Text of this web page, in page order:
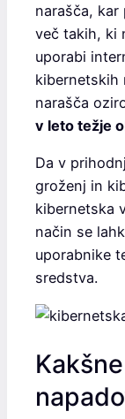
narašča, kar
več takih, ki
uporabi
kibernetskih
narašča
v leto težje
Da v
groženj in
kibernetska
način se
uporabnike
sredstva.